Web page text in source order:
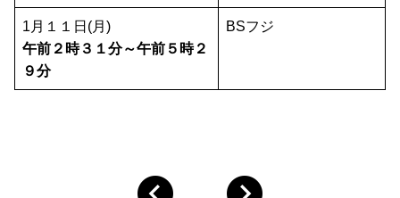
1月１１日(月)
午前２時３１分～午前５時２
９分
BSフジ